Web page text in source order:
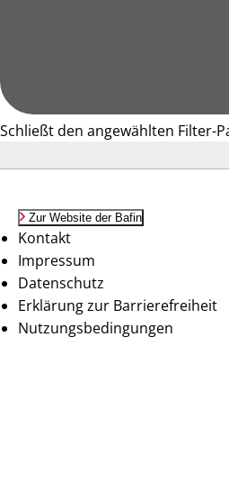
Schließt den angewählten Filter-
Zur Website der Bafin
Kontakt
Impressum
Datenschutz
Erklärung zur Barrierefreiheit
Nutzungsbedingungen